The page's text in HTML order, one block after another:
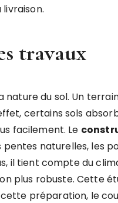
travaux
du sol. Un
certains sols
facilement. Le
naturelles, les
il tient compte du
plus robuste. Cette
cette préparation, le